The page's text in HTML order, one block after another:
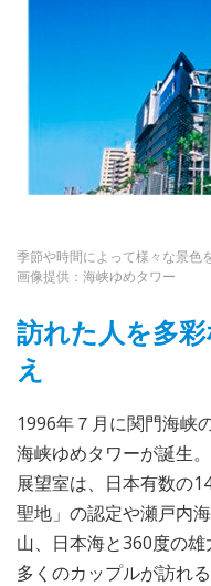
季節や時間によって様々な景色
画像提供：海峡ゆめタワー
訪れた人を多
え
1996年７月に関門海峡
海峡ゆめタワーが誕生
展望室は、日本有数の
聖地」の認定や瀬戸内
山、日本海と360度の雄
多くのカップルが訪れる